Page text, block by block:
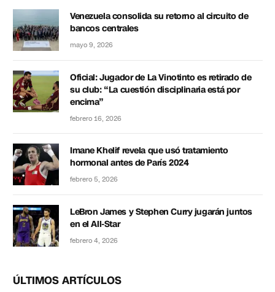
Venezuela consolida su retorno al circuito de
bancos centrales
mayo 9, 2026
Oficial: Jugador de La Vinotinto es retirado de
su club: “La cuestión disciplinaria está por
encima”
febrero 16, 2026
Imane Khelif revela que usó tratamiento
hormonal antes de París 2024
febrero 5, 2026
LeBron James y Stephen Curry jugarán juntos
en el All-Star
febrero 4, 2026
ÚLTIMOS ARTÍCULOS